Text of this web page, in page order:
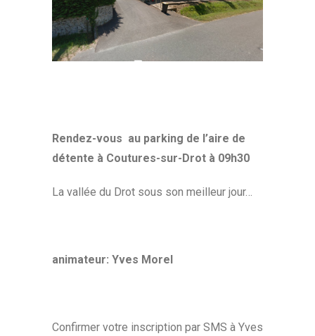
Rendez-vous au parking de l’aire de
détente à Coutures-sur-Drot à 09h30
La vallée du Drot sous son meilleur jour…
animateur: Yves Morel
Confirmer votre inscription par SMS à Yves